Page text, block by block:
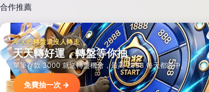
合作推薦
今天的轉盤還沒人轉走
天天轉好運，轉盤等你抽
單筆存款 3000 就送轉盤機會，最高 2888 每天都能中。
免費抽一次 →